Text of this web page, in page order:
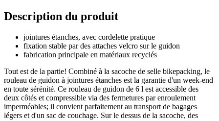
Description du produit
jointures étanches, avec cordelette pratique
fixation stable par des attaches velcro sur le guidon
fabrication principale en matériaux recyclés
Tout est de la partie! Combiné à la sacoche de selle bikepacking, le
rouleau de guidon à jointures étanches est la garantie d'un week-end
en toute sérénité. Ce rouleau de guidon de 6 l est accessible des
deux côtés et compressible via des fermetures par enroulement
imperméables; il convient parfaitement au transport de bagages
légers et d'un sac de couchage. Sur le dessus de la sacoche, des